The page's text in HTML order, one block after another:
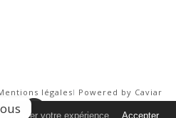
légalesI Powered by Caviar
votre expérience. Accepter